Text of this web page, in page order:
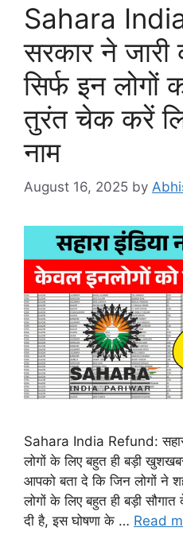
Sahara
सरकार ने
सिर्फ इन लोगों
तुरंत चेक करें
नाम
August 16, 2025 by
Sahara India Refund:
लोगों के लिए बहुत ही बड़ी
आपको बता दे कि जिन लोगों ने
लोगों के लिए बहुत ही बड़ी
दी है, इस घोषणा के … Read